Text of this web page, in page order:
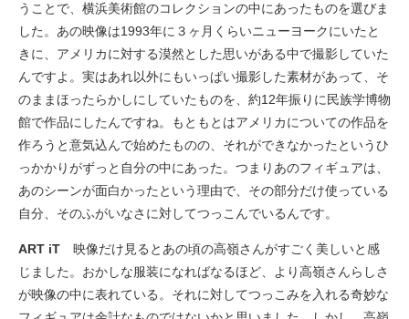
うことで、横浜美術館のコレクションの中にあったものを選びま
した。あの映像は1993年に３ヶ月くらいニューヨークにいたと
きに、アメリカに対する漠然とした思いがある中で撮影していた
んですよ。実はあれ以外にもいっぱい撮影した素材があって、そ
のままほったらかしにしていたものを、約12年振りに民族学博物
館で作品にしたんですね。もともとはアメリカについての作品を
作ろうと意気込んで始めたものの、それができなかったというひ
っかかりがずっと自分の中にあった。つまりあのフィギュアは、
あのシーンが面白かったという理由で、その部分だけ使っている
自分、そのふがいなさに対してつっこんでいるんです。
ART iT 映像だけ見るとあの頃の高嶺さんがすごく美しいと感
じました。おかしな服装になればなるほど、より高嶺さんらしさ
が映像の中に表れている。それに対してつっこみを入れる奇妙な